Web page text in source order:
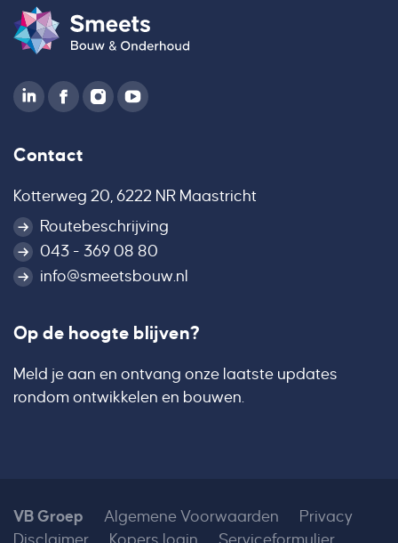
Contact
Kotterweg 20, 6222 NR Maastricht
Routebeschrijving
043 - 369 08 80
info@smeetsbouw.nl
Op de hoogte blijven?
Meld je aan en ontvang onze laatste updates
rondom ontwikkelen en bouwen.
VB Groep Algemene Voorwaarden
Privacy